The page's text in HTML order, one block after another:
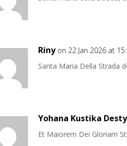
Riny on 22 Jan 2026 at
Santa Maria Della Strada
Yohana Kustika
Et Maiorem Dei Gloriam